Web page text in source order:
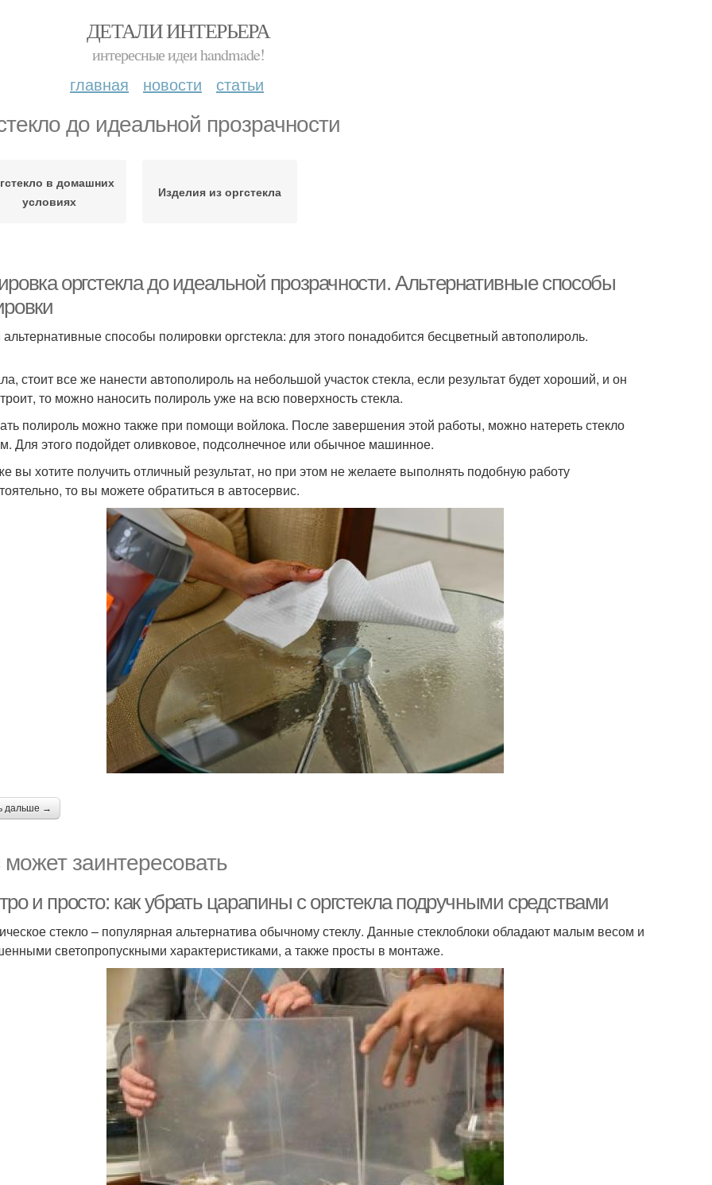
ДЕТАЛИ ИНТЕРЬЕРА
интересные идеи handmade!
главная новости статьи
до идеальной прозрачности
в домашних
условиях
Изделия из оргстекла
оргстекла до идеальной прозрачности. Альтернативные способы
альтернативные способы полировки оргстекла: для этого понадобится бесцветный автополироль.
стоит все же нанести автополироль на небольшой участок стекла, если результат будет хороший, и он
то можно наносить полироль уже на всю поверхность стекла.
полироль можно также при помощи войлока. После завершения этой работы, можно натереть стекло
Для этого подойдет оливковое, подсолнечное или обычное машинное.
вы хотите получить отличный результат, но при этом не желаете выполнять подобную работу
то вы можете обратиться в автосервис.
дальше →
заинтересовать
и просто: как убрать царапины с оргстекла подручными средствами
стекло – популярная альтернатива обычному стеклу. Данные стеклоблоки обладают малым весом и
светопропускными характеристиками, а также просты в монтаже.